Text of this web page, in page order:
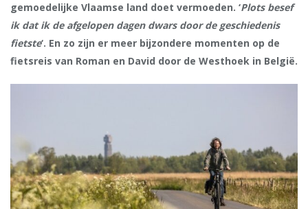
gemoedelijke Vlaamse land doet vermoeden. ‘Plots besef
ik dat ik de afgelopen dagen dwars door de geschiedenis
fietste‘. En zo zijn er meer bijzondere momenten op de
fietsreis van Roman en David door de Westhoek in België.